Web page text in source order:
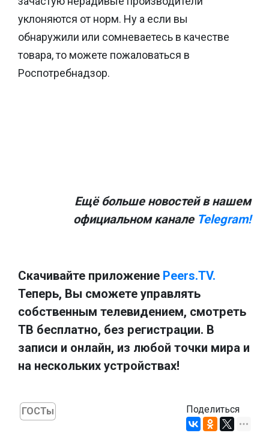
уклоняются от норм. Ну а если вы
обнаружили или сомневаетесь в качестве
товара, то можете пожаловаться в
Роспотребнадзор.
Ещё больше новостей в нашем
официальном канале Telegram!
Скачивайте приложение Peers.TV.
Теперь, Вы сможете управлять
собственным телевидением, смотреть
ТВ бесплатно, без регистрации. В
записи и онлайн, из любой точки мира и
на нескольких устройствах!
ГОСТы Поделиться